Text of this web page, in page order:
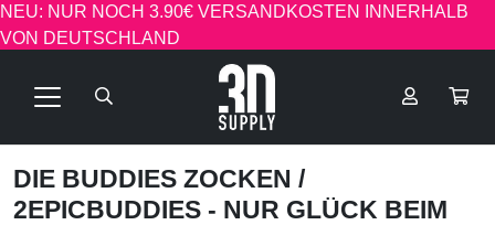
NEU: NUR NOCH 3.90€ VERSANDKOSTEN INNERHALB
VON DEUTSCHLAND
DIE BUDDIES ZOCKEN /
2EPICBUDDIES - NUR GLÜCK BEIM